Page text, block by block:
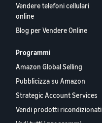
Vendere telefoni cellulari
online
Blog per Vendere Online
Programmi
Amazon Global Selling
Pubblicizza su Amazon
Strategic Account Services
Vendi prodotti ricondizionati